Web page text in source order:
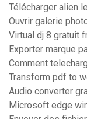
Télécharger alien
Ouvrir galerie
Virtual dj 8 gratuit
Exporter marque
Comment
Transform pdf to
Audio converter
Microsoft edge